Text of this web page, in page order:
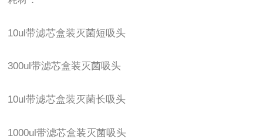
10ul带滤芯盒装灭菌短吸头
300ul带滤芯盒装灭菌吸头
10ul带滤芯盒装灭菌长吸头
1000ul带滤芯盒装灭菌吸头